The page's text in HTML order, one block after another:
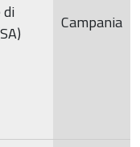
di
Campania